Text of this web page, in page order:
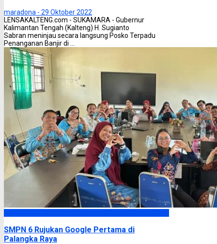
maradona - 29 Oktober 2022
LENSAKALTENG.com - SUKAMARA - Gubernur
Kalimantan Tengah (Kalteng) H. Sugianto
Sabran meninjau secara langsung Posko Terpadu
Penanganan Banjir di ...
SMPN 6 Rujukan Google Pertama di
Palangka Raya